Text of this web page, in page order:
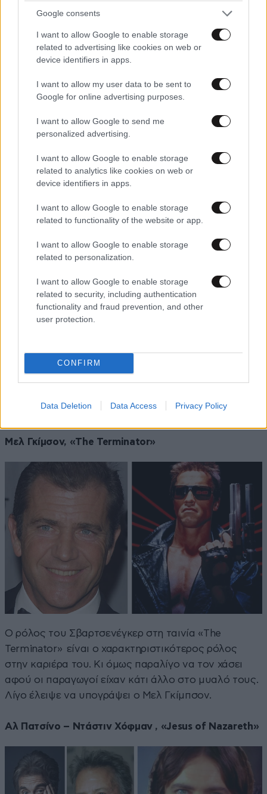
Google consents
I want to allow Google to enable storage
related to advertising like cookies on web or
device identifiers in apps.
I want to allow my user data to be sent to
Google for online advertising purposes.
I want to allow Google to send me
personalized advertising.
I want to allow Google to enable storage
related to analytics like cookies on web or
device identifiers in apps.
I want to allow Google to enable storage
related to functionality of the website or app.
I want to allow Google to enable storage
related to personalization.
I want to allow Google to enable storage
related to security, including authentication
functionality and fraud prevention, and other
user protection.
CONFIRM
Data Deletion Data Access Privacy Policy
Κι όμως, πριν ο Κιάνου Ριβς σφραγίζει τον ρόλο του
σωτήρα της ανθρωπότητας στο εκπληκτικό «Matrix»,
το Χόλιγουντ ζήτησε από τον Γουίλ Σμιθ να
ηθοποιούς που απέρριψαν θρυλικούς ρόλους, ο
Γουίλ Σμιθ επέμεινε στην απόφασή του ότι έκανε τη
σωστή επιλογή, θεωρώντας πως ο ρόλος δεν του
ταίριαζε.
Ο Ντένζελ Ουάσιγκτον μπορούσε να πάρει το ρόλο
του ντεντέκτιβ Ντέιβιντ Μάιλς, αλλά αρνήθηκε γιατί
προτίμησε να δουλέψει στο θρίλερ «Ο διάβολος σε
μπλε φόρεμα». Παραδέχθηκε ότι όταν είδε την ταινία
Μελ Γκίμσον, «The Terminator»
Ο ρόλος του Σβαρτσενέγκερ στη ταινία «The
Terminator» είναι ο χαρακτηριστικότερος ρόλος
στην καριέρα του. Κι όμως παραλίγο να τον χάσει
αφού οι παραγωγοί είχαν κάτι άλλο στο μυαλό τους.
Λίγο έλειψε να υπογράψει ο Μελ Γκίμπσον.
Αλ Πατσίνο – Ντάστιν Χόφμαν , «Jesus of Nazareth»